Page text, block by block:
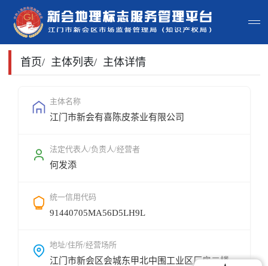
首页
政策法规
申请指南
地标地图
用户登录
首页/ 主体列表/ 主体详情
主体名称
江门市新会有喜陈皮茶业有限公司
法定代表人/负责人/经营者
何发添
统一信用代码
91440705MA56D5LH9L
地址/住所/经营场所
江门市新会区会城东甲北中围工业区厂房二楼